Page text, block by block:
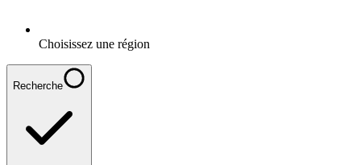
Choisissez une région
Recherche